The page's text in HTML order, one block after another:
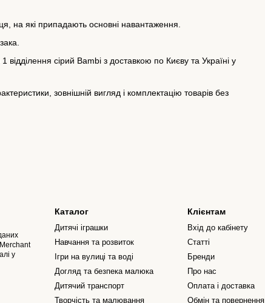
на які припадають основні навантаження.
відділення сірий Bambi з доставкою по Києву та Україні у
зовнішній вигляд і комплектацію товарів без
у
Каталог
Дитячі іграшки
Навчання та розвиток
Ігри на вулиці та воді
Догляд та безпека малюка
Дитячий транспорт
Творчість та малювання
Клієнтам
Вхід до кабінету
Статті
Бренди
Про нас
Оплата і доставка
Обмін та повернення